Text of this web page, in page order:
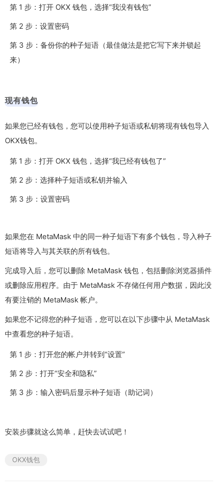
第 1 步：打开 OKX 钱包，选择“我没有钱包”
第 2 步：设置密码
第 3 步：备份你的种子短语（最佳做法是把它写下来并锁起
来）
现有钱包
如果您已经有钱包，您可以使用种子短语或私钥将现有钱包导入
OKX钱包。
第 1 步：打开 OKX 钱包，选择“我已经有钱包了”
第 2 步：选择种子短语或私钥并输入
第 3 步：设置密码
如果您在 MetaMask 中的同一种子短语下有多个钱包，导入种子
短语将导入与其关联的所有钱包。
完成导入后，您可以删除 MetaMask 钱包，包括删除浏览器插件
或删除应用程序。由于 MetaMask 不存储任何用户数据，因此没
有要注销的 MetaMask 帐户。
如果您不记得您的种子短语，您可以在以下步骤中从 MetaMask
中查看您的种子短语。
第 1 步：打开您的帐户并转到“设置”
第 2 步：打开“安全和隐私”
第 3 步：输入密码后显示种子短语（助记词）
安装步骤就这么简单，赶快去试试吧！
OKX钱包